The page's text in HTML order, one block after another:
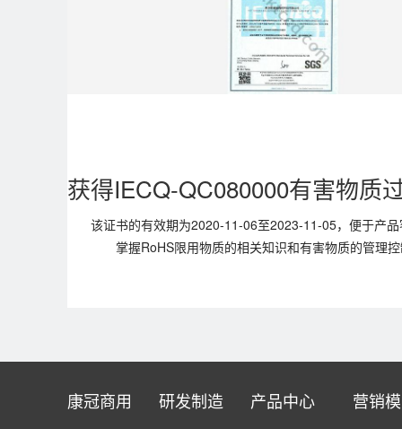
该证书的有效期为2020-11-06至2023-11-05，便于产
掌握RoHS限用物质的相关知识和有害物质的管理
康冠商用 研发制造 产品中心 营销